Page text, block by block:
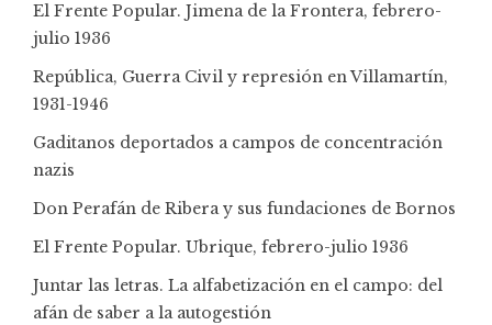
El Frente Popular. Jimena de la Frontera, febrero-
julio 1936
República, Guerra Civil y represión en Villamartín,
1931-1946
Gaditanos deportados a campos de concentración
nazis
Don Perafán de Ribera y sus fundaciones de Bornos
El Frente Popular. Ubrique, febrero-julio 1936
Juntar las letras. La alfabetización en el campo: del
afán de saber a la autogestión